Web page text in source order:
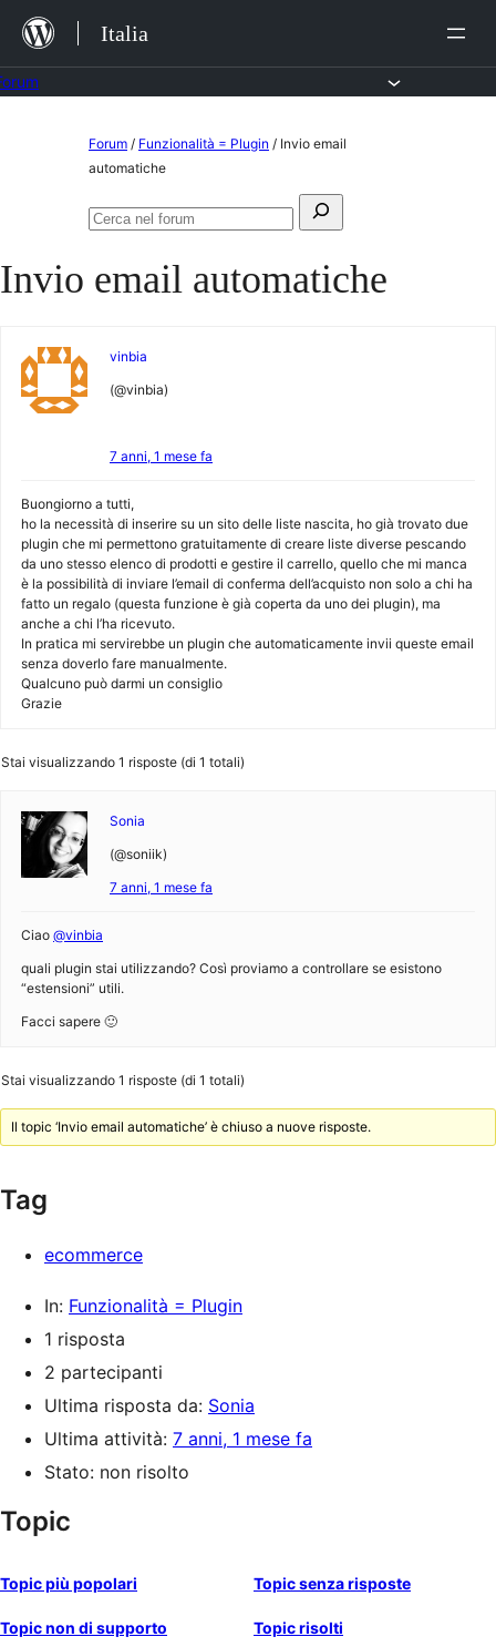
Salta
contenuto
Italia
Forum / Funzionalità = Plugin / Invio email
automatiche
Cerca:
Cerca
forum
Invio email automatiche
vinbia
(@vinbia)
7 anni, 1 mese fa
Buongiorno a tutti,
ho la necessità di inserire su un sito delle liste nascita, ho già trovato due
plugin che mi permettono gratuitamente di creare liste diverse pescando
da uno stesso elenco di prodotti e gestire il carrello, quello che mi manca
è la possibilità di inviare l’email di conferma dell’acquisto non solo a chi ha
fatto un regalo (questa funzione è già coperta da uno dei plugin), ma
anche a chi l’ha ricevuto.
In pratica mi servirebbe un plugin che automaticamente invii queste email
senza doverlo fare manualmente.
Qualcuno può darmi un consiglio
Grazie
Stai visualizzando 1 risposte (di 1 totali)
Sonia
(@soniik)
7 anni, 1 mese fa
Ciao @vinbia
quali plugin stai utilizzando? Così proviamo a controllare se esistono
“estensioni” utili.
Facci sapere 🙂
Stai visualizzando 1 risposte (di 1 totali)
Il topic ‘Invio email automatiche’ è chiuso a nuove risposte.
Tag
ecommerce
In: Funzionalità = Plugin
1 risposta
2 partecipanti
Ultima risposta da: Sonia
Ultima attività: 7 anni, 1 mese fa
Stato: non risolto
Topic
Topic più popolari Topic senza risposte
Topic non di supporto Topic risolti